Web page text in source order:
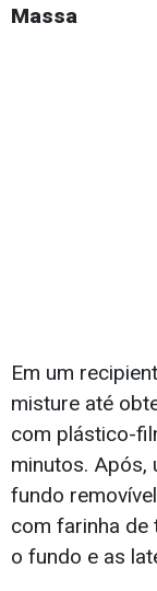
Massa
Em um
misture até
com plástico-
minutos. Após,
fundo
com farinha de
o fundo e as